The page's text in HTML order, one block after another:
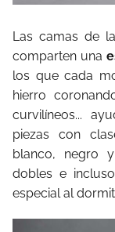
Las camas de
comparten una
los que cada
hierro
curvilíneos...
piezas con
blanco, negro
dobles e
especial al